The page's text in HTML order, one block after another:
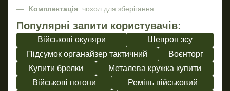
Комплектація: чохол для зберігання
Популярні запити користувачів:
Військові окуляри
Шеврон зсу
Підсумок органайзер тактичний
Воєнторг
Купити брелки
Металева кружка купити
Військові погони
Ремінь військовий